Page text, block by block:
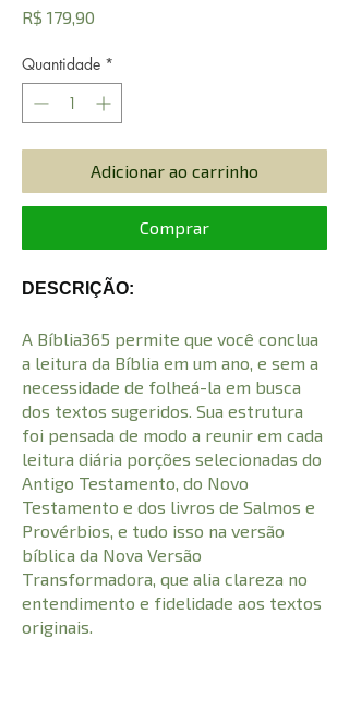
R$ 179,90
Quantidade *
Adicionar ao carrinho
Comprar
DESCRIÇÃO:
A Bíblia365 permite que você conclua
a leitura da Bíblia em um ano, e sem a
necessidade de folheá-la em busca
dos textos sugeridos. Sua estrutura
foi pensada de modo a reunir em cada
leitura diária porções selecionadas do
Antigo Testamento, do Novo
Testamento e dos livros de Salmos e
Provérbios, e tudo isso na versão
bíblica da Nova Versão
Transformadora, que alia clareza no
entendimento e fidelidade aos textos
originais.